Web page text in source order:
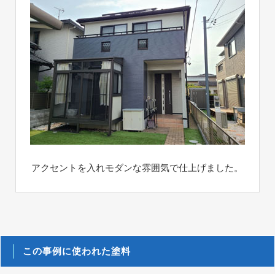
アクセントを入れモダンな雰囲気で仕上げました。
この事例に使われた塗料